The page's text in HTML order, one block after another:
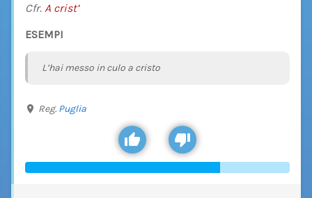
Cfr. A crist’
ESEMPI
L’hai messo in culo a cristo
Reg. Puglia